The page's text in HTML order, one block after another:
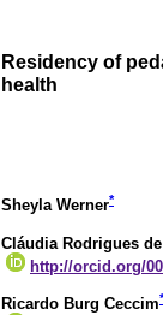
Residency of
health
Sheyla Werner*
Cláudia Rodrigues
http://orcid.org/
Ricardo Burg Ceccim